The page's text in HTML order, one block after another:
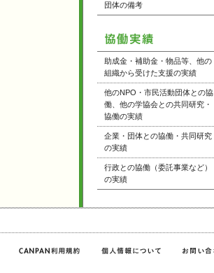
団体の備考
助成金・補助金・物品等、他の
組織から受けた支援の実績
他のNPO・市民活動団体との協
働、他の学協会との共同研究・
協働の実績
企業・団体との協働・共同研究
の実績
行政との協働（委託事業など）
の実績